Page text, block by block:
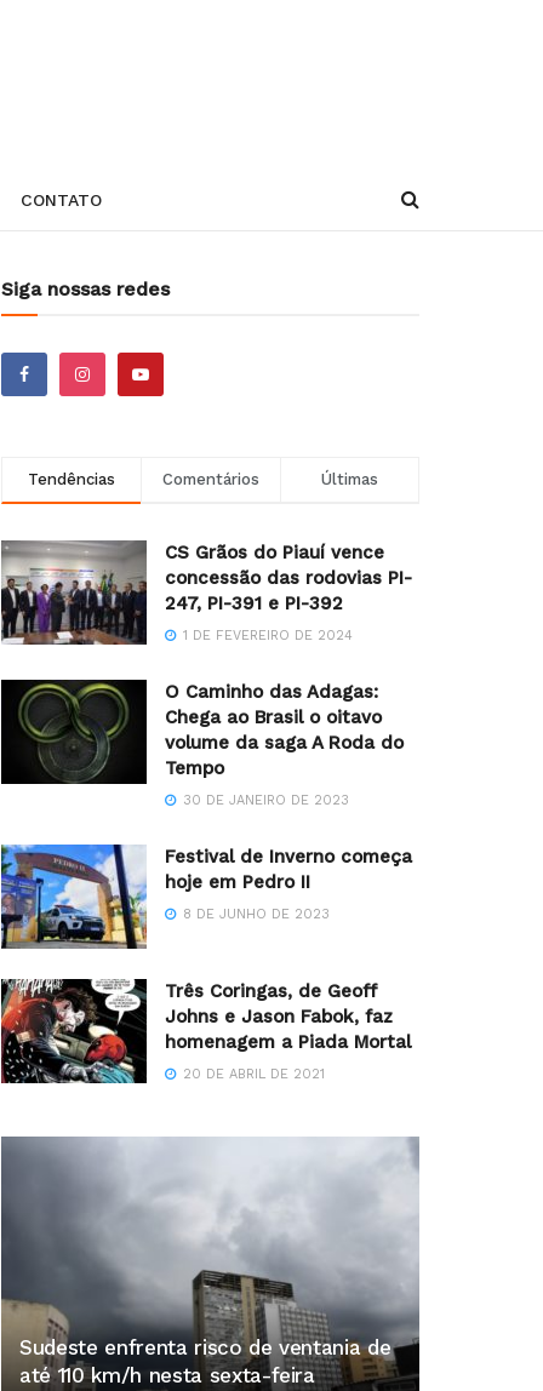
CONTATO
Siga nossas redes
Tendências Comentários Últimas
CS Grãos do Piauí vence
concessão das rodovias PI-
247, PI-391 e PI-392
1 DE FEVEREIRO DE 2024
O Caminho das Adagas:
Chega ao Brasil o oitavo
volume da saga A Roda do
Tempo
30 DE JANEIRO DE 2023
Festival de Inverno começa
hoje em Pedro II
8 DE JUNHO DE 2023
Três Coringas, de Geoff
Johns e Jason Fabok, faz
homenagem a Piada Mortal
20 DE ABRIL DE 2021
Sudeste enfrenta risco de ventania de
até 110 km/h nesta sexta-feira